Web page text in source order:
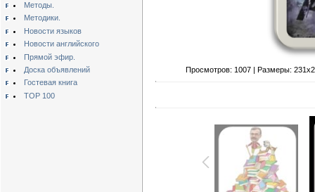
Методы.
Методики.
Новости языков
Новости английского
Прямой эфир.
Доска объявлений
Гостевая книга
TOP 100
Просмотров: 1007 | Размеры: